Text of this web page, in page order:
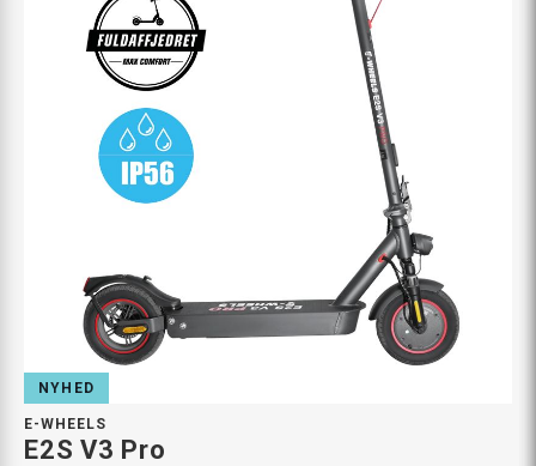
NYHED
E-WHEELS
E2S V3 Pro